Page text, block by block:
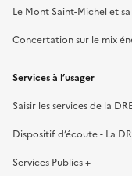
Le Mont Saint-Michel et
Concertation sur le mix
Services à l’usager
Saisir les services de la
Dispositif d’écoute - La
Services Publics +